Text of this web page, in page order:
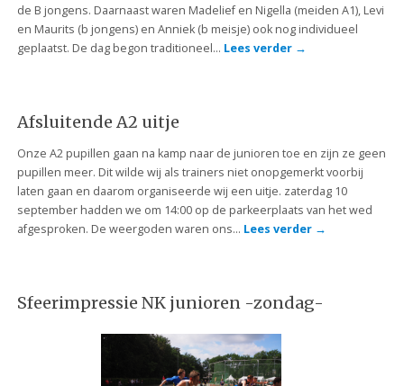
de B jongens. Daarnaast waren Madelief en Nigella (meiden A1), Levi
en Maurits (b jongens) en Anniek (b meisje) ook nog individueel
geplaatst. De dag begon traditioneel… Lees verder →
Afsluitende A2 uitje
Onze A2 pupillen gaan na kamp naar de junioren toe en zijn ze geen
pupillen meer. Dit wilde wij als trainers niet onopgemerkt voorbij
laten gaan en daarom organiseerde wij een uitje. zaterdag 10
september hadden we om 14:00 op de parkeerplaats van het wed
afgesproken. De weergoden waren ons… Lees verder →
Sfeerimpressie NK junioren -zondag-